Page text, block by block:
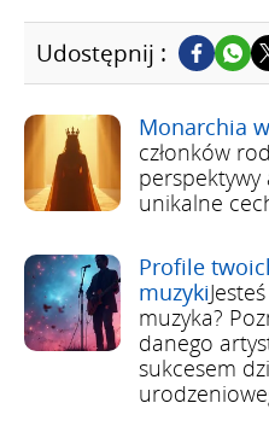
Udostępnij :
Monarchia
członków
unikalne
Profile
muzyki
muzyka?
danego
sukcesem